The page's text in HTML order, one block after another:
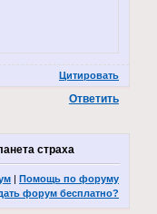
Цитировать
Ответить
страха
| Помощь по форуму